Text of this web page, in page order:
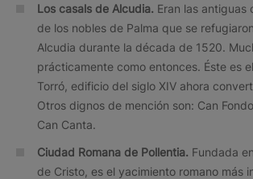
Los casals de Alcudia. Eran las antiguas
de los nobles de Palma que se
Alcudia durante la década de 1520.
prácticamente como entonces. Éste es
Torró, edificio del siglo XIV ahora
Otros dignos de mención son: Can
Can Canta.
Ciudad Romana de Pollentia. Fundada
de Cristo, es el yacimiento romano más